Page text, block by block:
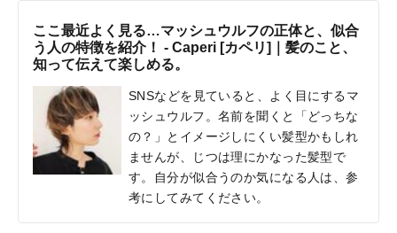
ここ最近よく見る…マッシュウルフの正体と、似合
う人の特徴を紹介！ - Caperi [カペリ]｜髪のこと、
知って伝えて楽しめる。
SNSなどを見ていると、よく目にするマ
ッシュウルフ。名前を聞くと「どっちな
の？」とイメージしにくい髪型かもしれ
ませんが、じつは理にかなった髪型で
す。自分が似合うのか気になる人は、参
考にしてみてください。